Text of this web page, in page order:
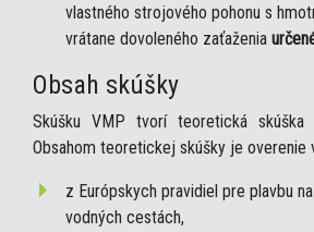
vlastného strojového pohonu s
vrátane dovoleného zaťaženia
Obsah skúšky
Skúšku VMP tvorí teoretická skúška
Obsahom teoretickej skúšky je overenie
z Európskych pravidiel pre plavbu
vodných cestách,